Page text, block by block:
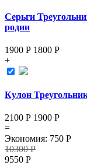
Серьги
родии
1900 Р 1800 Р
+
Кулон
2100 Р 1900 Р
=
Экономия: 750 Р
10300Р
9550 Р